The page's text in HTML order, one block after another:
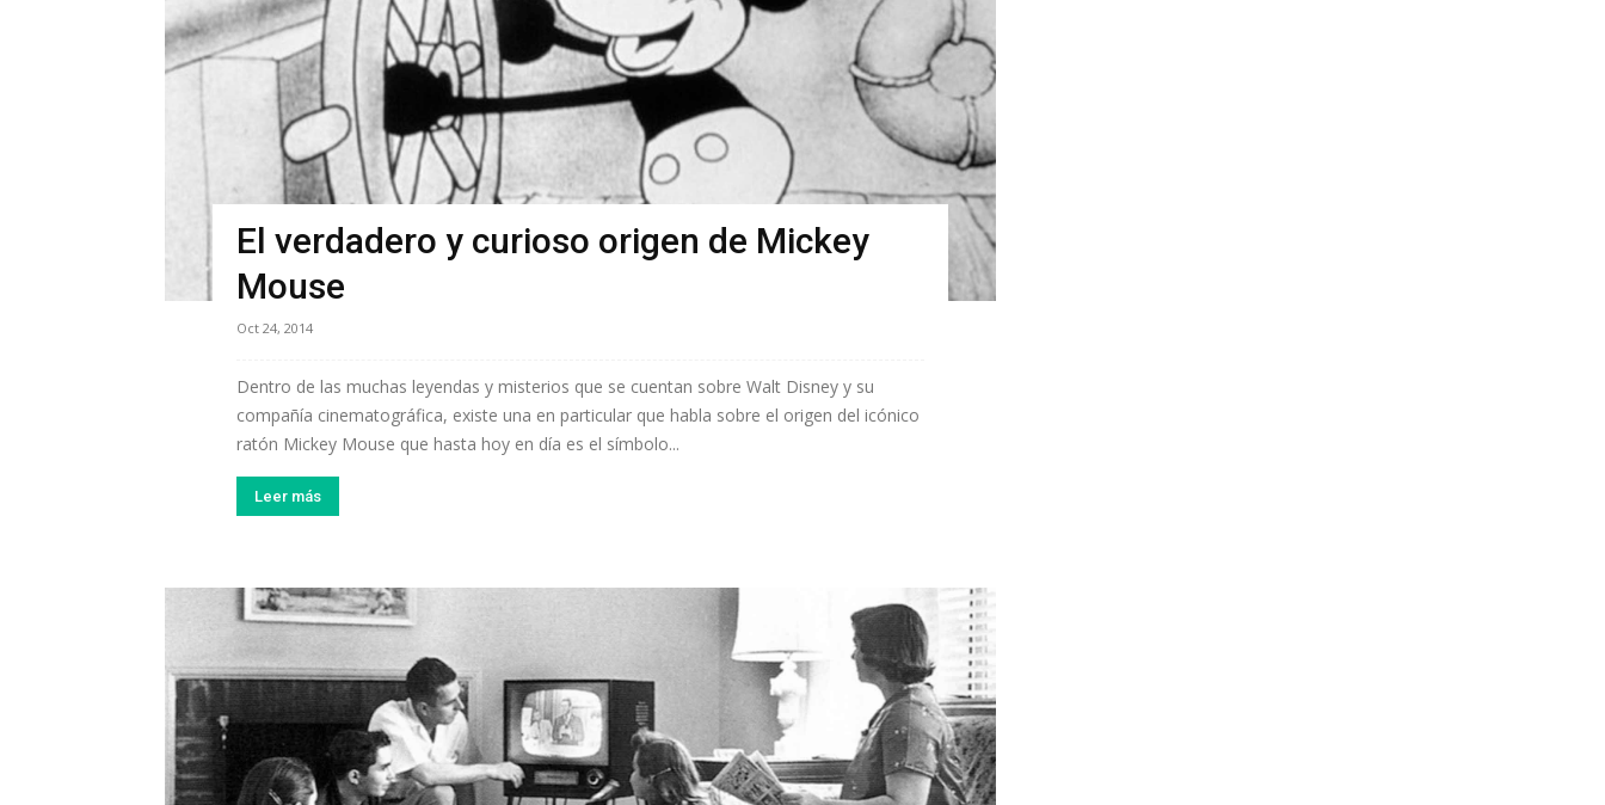
El verdadero y curioso origen de Mickey
Mouse
Oct 24, 2014
Dentro de las muchas leyendas y misterios que se cuentan sobre Walt Disney y su
compañía cinematográfica, existe una en particular que habla sobre el origen del icónico
ratón Mickey Mouse que hasta hoy en día es el símbolo...
Leer más